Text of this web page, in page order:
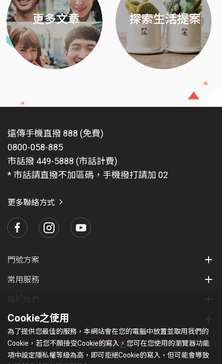
更多文章 探索生活提案
遠傳手機直撥 888 (免費)
0800-058-885
市話撥 449-5888 (市話計費)
* 市話請直撥不加區碼，手機撥打請加 02
更多聯絡方式
門號方案
常用服務
集團服務
Cookie之使用
為了提供您最佳的服務，本網站會在您的電腦中放置並取用我們的
Cookie，若您不願接受Cookie的寫入，您可在您使用的瀏覽器功能
項中設定隱私權等級為高，即可拒絕Cookie的寫入，但可能會導致